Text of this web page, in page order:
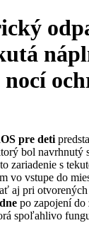
pre deti
bol navrhnutý
zariadenie s
vo vstupe do
aj pri
po zapojení do
spoľahlivo